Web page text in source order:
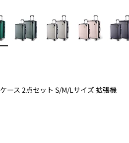
ース 2点セット S/M/Lサイズ 拡張機